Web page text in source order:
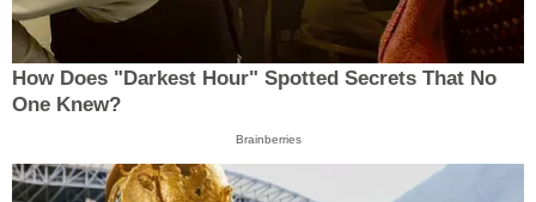
How Does "Darkest Hour" Spotted Secrets That No
One Knew?
Brainberries